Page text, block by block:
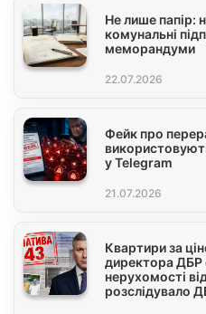
Не лише папір:
комунальні
меморандуми
22.07.2026
Фейк про
у Telegram
21.07.2026
Квартири за
директора ДБР
нерухомості
розслідувало